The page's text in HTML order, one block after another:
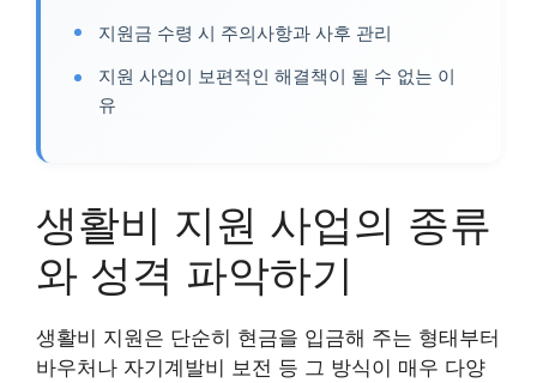
지원금 수령 시 주의사항과 사후 관리
지원 사업이 보편적인 해결책이 될 수 없는 이
유
생활비 지원 사업의 종류
와 성격 파악하기
생활비 지원은 단순히 현금을 입금해 주는 형태부터
바우처나 자기계발비 보전 등 그 방식이 매우 다양